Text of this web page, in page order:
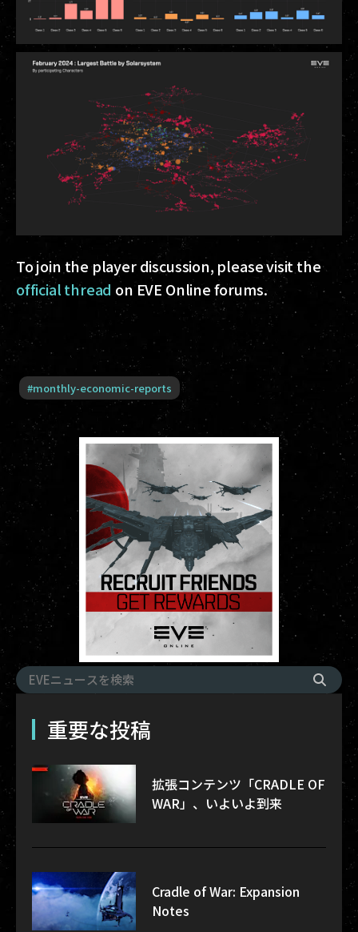
To join the player discussion, please visit the
official thread on EVE Online forums.
#monthly-economic-reports
重要な投稿
拡張コンテンツ「CRADLE OF
WAR」、いよいよ到来
Cradle of War: Expansion
Notes